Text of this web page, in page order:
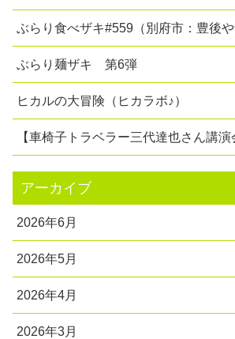
ぶらり食べザキ#559（別府市：豊後や
ぶらり麺ザキ 第6弾
ヒカルの大冒険（ヒカラボ♪）
【車椅子トラベラー三代達也さん講演
アーカイブ
2026年6月
2026年5月
2026年4月
2026年3月